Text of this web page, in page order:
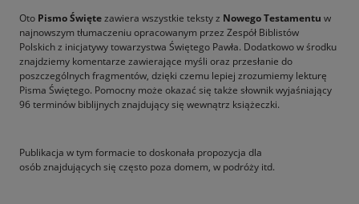
Oto Pismo Świętezawiera wszystkie teksty z Nowego Testamentu w
najnowszym tłumaczeniu opracowanym przez Zespół Biblistów
Polskich z inicjatywy towarzystwa Świętego Pawła. Dodatkowo w środku
znajdziemy komentarze zawierające myśli oraz przesłanie do
poszczególnych fragmentów, dzięki czemu lepiej zrozumiemy lekturę
Pisma Świętego. Pomocny może okazać się także słownik wyjaśniający
96 terminów biblijnych znajdujący się wewnątrz książeczki.
Publikacja w tym formacie to doskonała propozycja dla
osób znajdujących się często poza domem, w podróży itd.